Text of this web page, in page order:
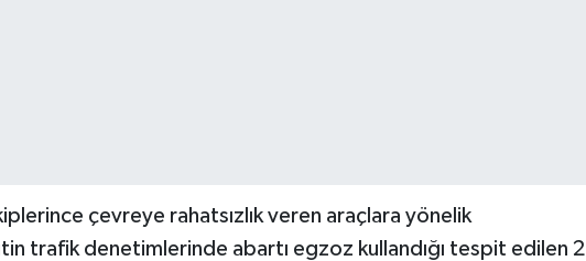
çevreye rahatsızlık veren araçlara yönelik
trafik denetimlerinde abartı egzoz kullandığı tespit edilen 2